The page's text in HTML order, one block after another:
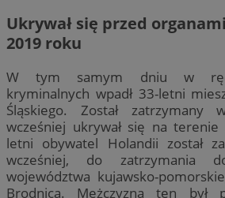
Ukrywał się przed
2019 roku
W tym samym dniu w ręce
kryminalnych wpadł 33-letni
Śląskiego. Został zatrzymany
wcześniej ukrywał się na
letni obywatel Holandii został
wcześniej, do zatrzymania
województwa kujawsko-
Brodnica. Mężczyzna ten był